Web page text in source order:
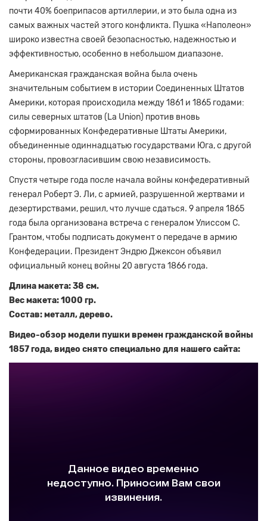
почти 40% боеприпасов артиллерии, и это была одна из
самых важных частей этого конфликта. Пушка «Наполеон»
широко известна своей безопасностью, надежностью и
эффективностью, особенно в небольшом диапазоне.
Американская гражданская война была очень
значительным событием в истории Соединенных Штатов
Америки, которая происходила между 1861 и 1865 годами:
силы северных штатов (La Union) против вновь
сформированных Конфедеративные Штаты Америки,
объединенные одиннадцатью государствами Юга, с другой
стороны, провозгласившим свою независимость.
Спустя четыре года после начала войны конфедеративный
генерал Роберт Э. Ли, с армией, разрушенной жертвами и
дезертирствами, решил, что лучше сдаться. 9 апреля 1865
года была организована встреча с генералом Улиссом С.
Грантом, чтобы подписать документ о передаче в армию
Конфедерации. Президент Эндрю Джексон объявил
официальный конец войны 20 августа 1866 года.
Длина макета: 38 см.
Вес макета: 1000 гр.
Состав: металл, дерево.
Видео-обзор модели пушки времен гражданской войны
1857 года, видео снято специально для нашего сайта: